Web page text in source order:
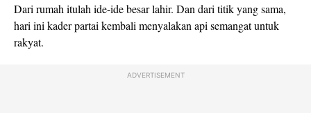
Dari rumah itulah ide-ide besar lahir. Dan dari titik yang sama,
hari ini kader partai kembali menyalakan api semangat untuk
rakyat.
ADVERTISEMENT